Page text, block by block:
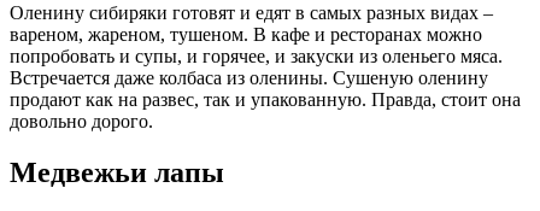
Оленину сибиряки готовят и едят в самых разных видах –
вареном, жареном, тушеном. В кафе и ресторанах можно
попробовать и супы, и горячее, и закуски из оленьего мяса.
Встречается даже колбаса из оленины. Сушеную оленину
продают как на развес, так и упакованную. Правда, стоит она
довольно дорого.
Медвежьи лапы